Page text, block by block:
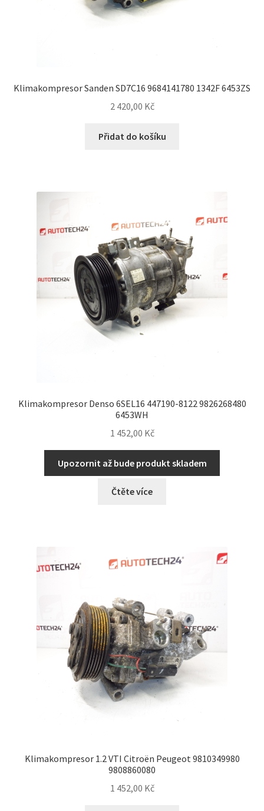
Klimakompresor Sanden SD7C16 9684141780 1342F 6453ZS
2 420,00 Kč
Přidat do košíku
Klimakompresor Denso 6SEL16 447190-8122 9826268480
6453WH
1 452,00 Kč
Upozornit až bude produkt skladem
Čtěte více
Klimakompresor 1.2 VTI Citroën Peugeot 9810349980
9808860080
1 452,00 Kč